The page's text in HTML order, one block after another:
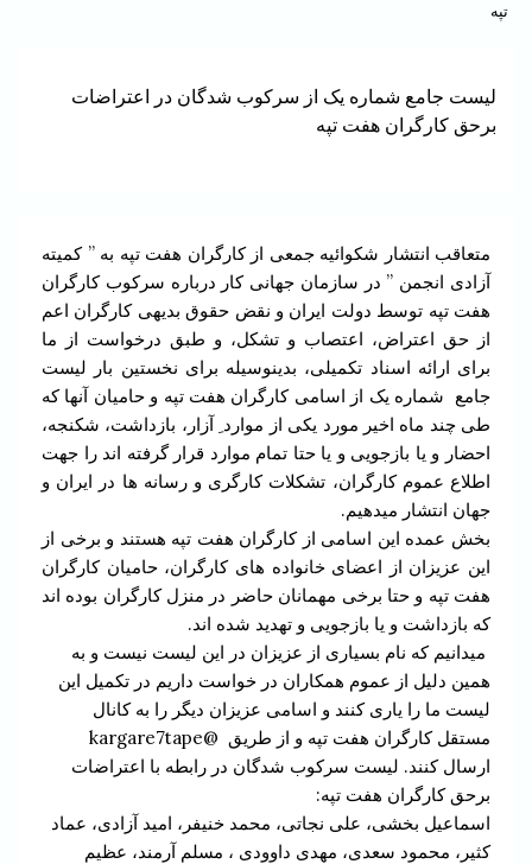
تپه
لیست جامع شماره یک از سرکوب شدگان در اعتراضات
برحق کارگران هفت تپه
متعاقب انتشار شکوائیه جمعی از کارگران هفت تپه به ” کمیته
آزادی انجمن ” در سازمان جهانی کار درباره سرکوب کارگران
هفت تپه توسط دولت ایران و نقض حقوق بدیهی کارگران اعم
از حق اعتراض، اعتصاب و تشکل، و طبق درخواست از ما
برای ارائه اسناد تکمیلی، بدینوسیله برای نخستین بار لیست
جامع شماره یک از اسامی کارگران هفت تپه و حامیان آنها که
طی چند ماه اخیر مورد یکی از موارد ِ آزار، بازداشت، شکنجه،
احضار و یا بازجویی و یا حتا تمام موارد قرار گرفته اند را جهت
اطلاع عموم کارگران، تشکلات کارگری و رسانه ها در ایران و
جهان انتشار میدهیم.
بخش عمده این اسامی از کارگران هفت تپه هستند و برخی از
این عزیزان از اعضای خانواده های کارگران، حامیان کارگران
هفت تپه و حتا برخی مهمانان حاضر در منزل کارگران بوده اند
که بازداشت و یا بازجویی و تهدید شده اند.
میدانیم که نام بسیاری از عزیزان در این لیست نیست و به
همین دلیل از عموم همکاران در خواست داریم در تکمیل این
لیست ما را یاری کنند و اسامی عزیزان دیگر را به کانال
مستقل کارگران هفت تپه و از طریق @kargare7tape
ارسال کنند. لیست سرکوب شدگان در رابطه با اعتراضات
برحق کارگران هفت تپه:
اسماعیل بخشی، علی نجاتی، محمد خنیفر، امید آزادی، عماد
کثیر، محمود سعدی، مهدی داوودی ، مسلم آرمند، عظیم